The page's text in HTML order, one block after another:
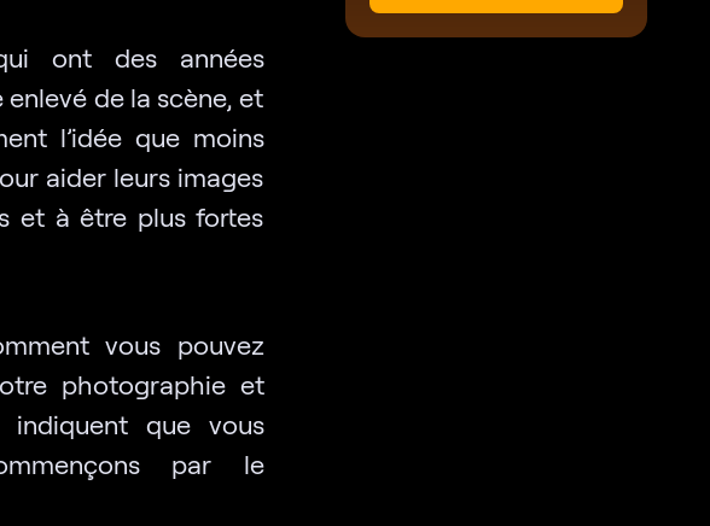
ont des années
de la scène, et
l’idée que moins
aider leurs images
et à être plus fortes
vous pouvez
photographie et
indiquent que vous
par le